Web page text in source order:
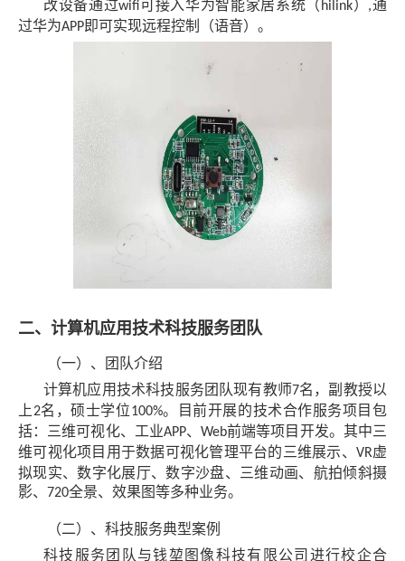
改设备通过wifi可接入华为智能家居系统（ hilink） ,通
过华为APP即可实现远程控制（语音）。
二、计算机应用技术科技服务团队
（一）、团队介绍
计算机应用技术科技服务团队现有教师7名，副教授以
上2名，硕士学位100%。目前开展的技术合作服务项目包
括：三维可视化、工业APP、Web前端等项目开发。其中三
维可视化项目用于数据可视化管理平台的三维展示、 VR虚
拟现实、数字化展厅、数字沙盘、三维动画、航拍倾斜摄
影、 720全景、效果图等多种业务。
（二）、科技服务典型案例
科技服务团队与钱堃图像科技有限公司进行校企合